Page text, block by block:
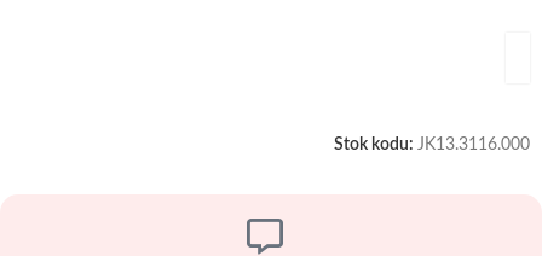
Stok kodu: JK13.3116.000